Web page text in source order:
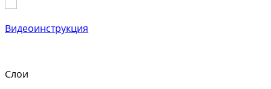
Видеоинструкция
Слои